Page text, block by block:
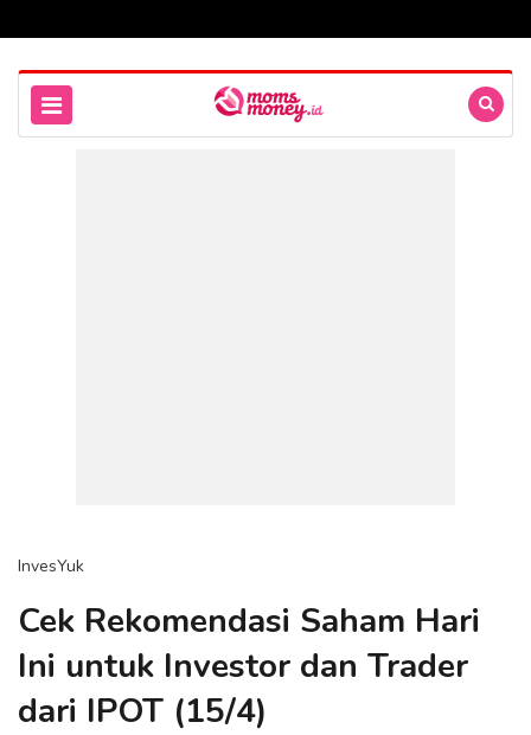
InvesYuk
Cek Rekomendasi Saham Hari
Ini untuk Investor dan Trader
dari IPOT (15/4)